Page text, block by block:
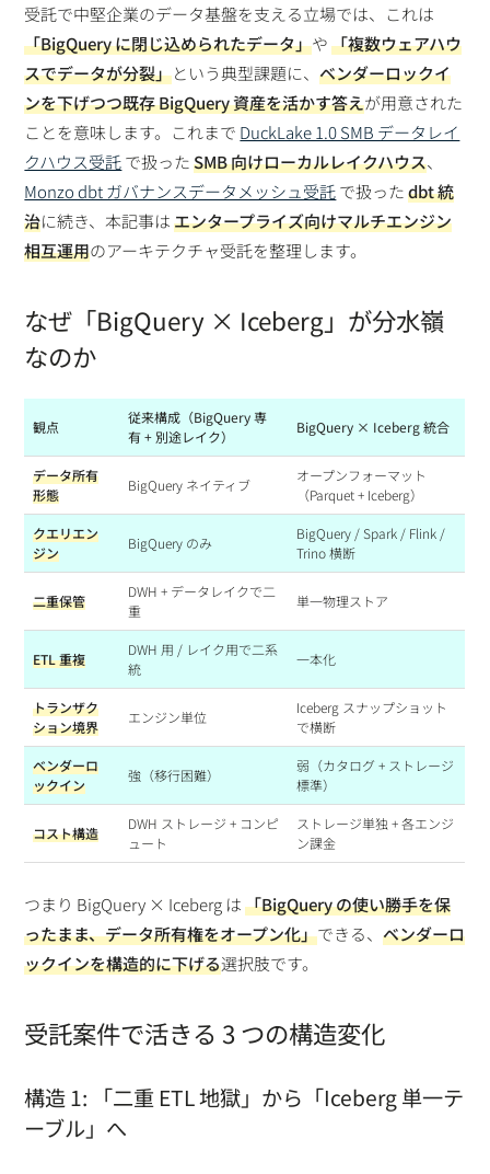
受託で中堅企業のデータ基盤を支える立場では、これは
「BigQuery に閉じ込められたデータ」や「複数ウェアハウ
スでデータが分裂」という典型課題に、ベンダーロックイ
ンを下げつつ既存 BigQuery 資産を活かす答えが用意された
ことを意味します。これまで DuckLake 1.0 SMB データレイ
クハウス受託で扱ったSMB 向けローカルレイクハウス、
Monzo dbt ガバナンスデータメッシュ受託で扱ったdbt 統
治に続き、本記事はエンタープライズ向けマルチエンジン
相互運用のアーキテクチャ受託を整理します。
なぜ「BigQuery × Iceberg」が分水嶺
なのか
観点
従来構成（BigQuery 専
有 + 別途レイク）
BigQuery × Iceberg 統合
データ所有
形態
BigQuery ネイティブ
オープンフォーマット
（Parquet + Iceberg）
クエリエン
ジン
BigQuery のみ
BigQuery / Spark / Flink /
Trino 横断
二重保管
DWH + データレイクで二
重
単一物理ストア
ETL 重複
DWH 用 / レイク用で二系
統
一本化
トランザク
ション境界
エンジン単位
Iceberg スナップショット
で横断
ベンダーロ
ックイン
強（移行困難）
弱（カタログ + ストレージ
標準）
コスト構造
DWH ストレージ + コンピ
ュート
ストレージ単独 + 各エンジ
ン課金
つまり BigQuery × Iceberg は「BigQuery の使い勝手を保
ったまま、データ所有権をオープン化」できる、ベンダーロ
ックインを構造的に下げる選択肢です。
受託案件で活きる 3 つの構造変化
構造 1: 「二重 ETL 地獄」から「Iceberg 単一テ
ーブル」へ